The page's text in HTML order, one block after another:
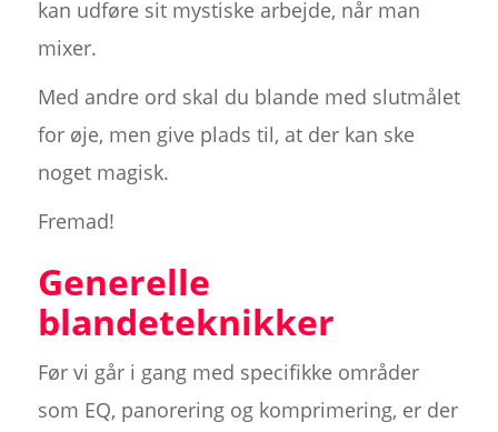
kan udføre sit mystiske arbejde, når man
mixer.
Med andre ord skal du blande med slutmålet
for øje, men give plads til, at der kan ske
noget magisk.
Fremad!
Generelle
blandeteknikker
Før vi går i gang med specifikke områder
som EQ, panorering og komprimering, er der